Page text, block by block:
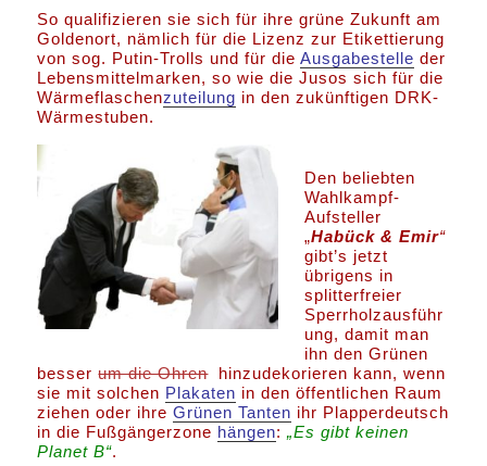
So qualifizieren sie sich für ihre grüne Zukunft am
Goldenort, nämlich für die Lizenz zur Etikettierung
von sog. Putin-Trolls und für dieAusgabestelle der
Lebensmittelmarken, so wie die Jusos sich für die
Wärmeflaschenzuteilung in den zukünftigen DRK-
Wärmestuben.
Den beliebten
Wahlkampf-
Aufsteller
„Habück & Emir“
gibt’s jetzt
übrigens in
splitterfreier
Sperrholzausführ
ung, damit man
ihn den Grünen
besserum die Ohrenhinzudekorieren kann, wenn
sie mit solchen Plakaten in den öffentlichen Raum
ziehen oder ihreGrünen Tanten ihr Plapperdeutsch
in die Fußgängerzone hängen:„Es gibt keinen
Planet B“.